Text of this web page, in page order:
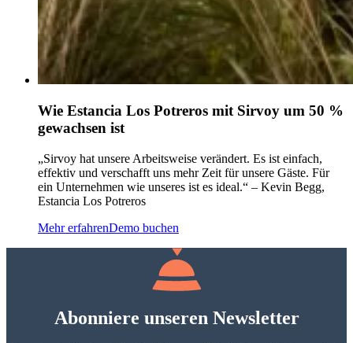
Wie Estancia Los Potreros mit Sirvoy um 50 %
gewachsen ist
„Sirvoy hat unsere Arbeitsweise verändert. Es ist einfach,
effektiv und verschafft uns mehr Zeit für unsere Gäste. Für
ein Unternehmen wie unseres ist es ideal.“ – Kevin Begg,
Estancia Los Potreros
Mehr erfahrenDemo buchen
Abonniere unseren Newsletter